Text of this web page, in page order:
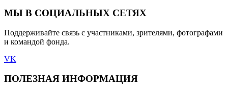
МЫ В СОЦИАЛЬНЫХ СЕТЯХ
Поддерживайте связь с участниками, зрителями, фотографами
и командой фонда.
VK
ПОЛЕЗНАЯ ИНФОРМАЦИЯ